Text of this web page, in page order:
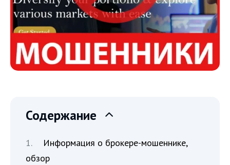
Содержание
Информация о брокере-мошеннике,
обзор